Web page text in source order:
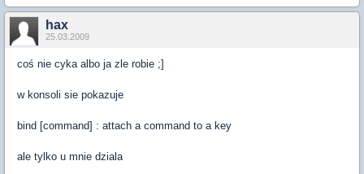
hax
25.03.2009
coś nie cyka albo ja zle robie ;]
w konsoli sie pokazuje
bind [command] : attach a command to a key
ale tylko u mnie dziala